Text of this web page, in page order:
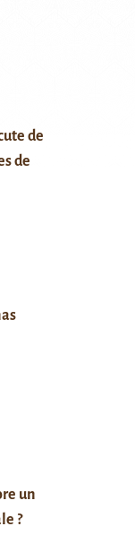
de
de
un
?